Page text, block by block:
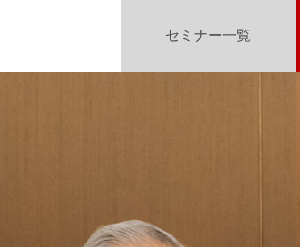
セミナー一覧